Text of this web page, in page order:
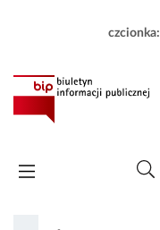
czcionka: